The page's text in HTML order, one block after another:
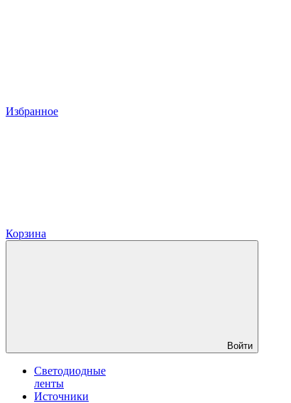
Избранное
Корзина
Войти
Светодиодные
ленты
Источники